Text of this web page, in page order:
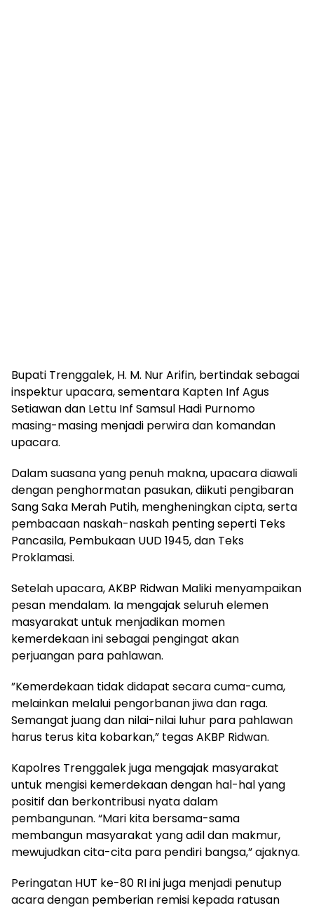
​Bupati Trenggalek, H. M. Nur Arifin, bertindak sebagai
inspektur upacara, sementara Kapten Inf Agus
Setiawan dan Lettu Inf Samsul Hadi Purnomo
masing-masing menjadi perwira dan komandan
upacara.
​Dalam suasana yang penuh makna, upacara diawali
dengan penghormatan pasukan, diikuti pengibaran
Sang Saka Merah Putih, mengheningkan cipta, serta
pembacaan naskah-naskah penting seperti Teks
Pancasila, Pembukaan UUD 1945, dan Teks
Proklamasi.
​Setelah upacara, AKBP Ridwan Maliki menyampaikan
pesan mendalam. Ia mengajak seluruh elemen
masyarakat untuk menjadikan momen
kemerdekaan ini sebagai pengingat akan
perjuangan para pahlawan.
​”Kemerdekaan tidak didapat secara cuma-cuma,
melainkan melalui pengorbanan jiwa dan raga.
Semangat juang dan nilai-nilai luhur para pahlawan
harus terus kita kobarkan,” tegas AKBP Ridwan.
​Kapolres Trenggalek juga mengajak masyarakat
untuk mengisi kemerdekaan dengan hal-hal yang
positif dan berkontribusi nyata dalam
pembangunan. “Mari kita bersama-sama
membangun masyarakat yang adil dan makmur,
mewujudkan cita-cita para pendiri bangsa,” ajaknya.
​Peringatan HUT ke-80 RI ini juga menjadi penutup
acara dengan pemberian remisi kepada ratusan